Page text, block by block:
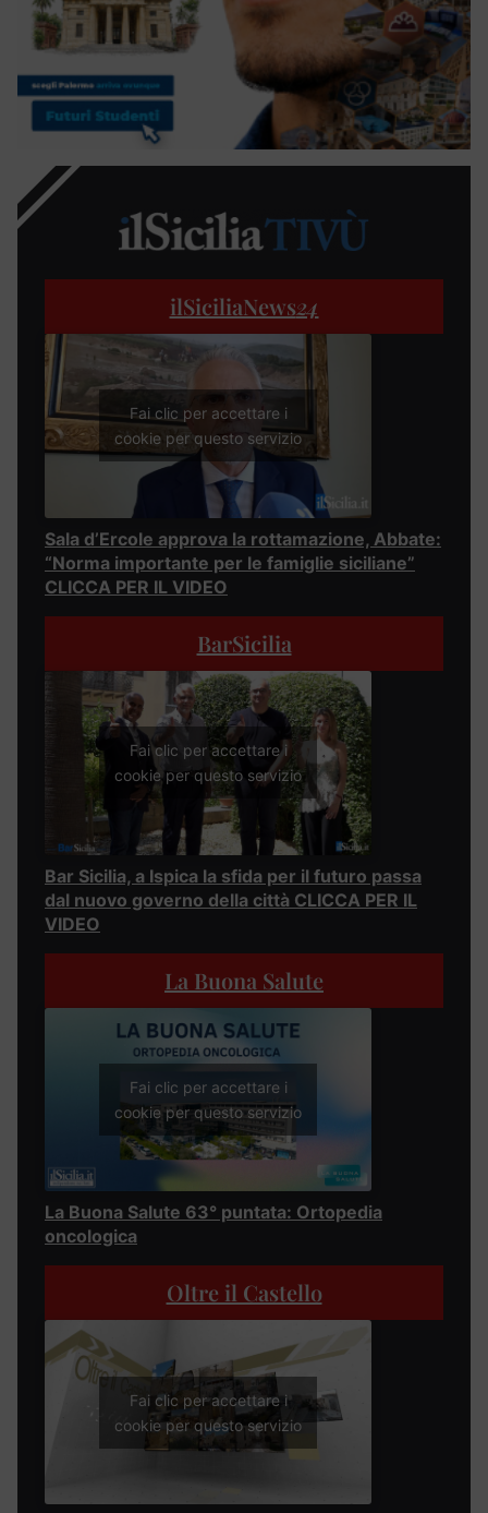
ilSiciliaNews24
Fai clic per accettare i
cookie per questo servizio
Sala d’Ercole approva la rottamazione, Abbate:
“Norma importante per le famiglie siciliane”
CLICCA PER IL VIDEO
BarSicilia
Fai clic per accettare i
cookie per questo servizio
Bar Sicilia, a Ispica la sfida per il futuro passa
dal nuovo governo della città CLICCA PER IL
VIDEO
La Buona Salute
Fai clic per accettare i
cookie per questo servizio
La Buona Salute 63° puntata: Ortopedia
oncologica
Oltre il Castello
Fai clic per accettare i
cookie per questo servizio